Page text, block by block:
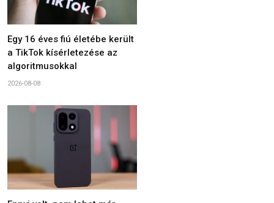
Egy 16 éves fiú életébe került
a TikTok kísérletezése az
algoritmusokkal
2026-08-08